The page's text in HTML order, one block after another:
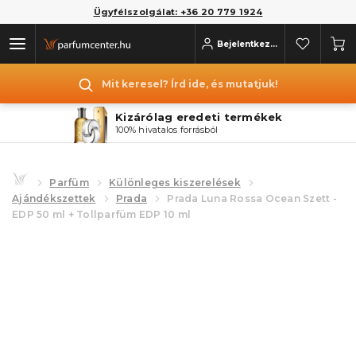
Ügyfélszolgálat: +36 20 779 1924
Bejelentkezés
Mit keresel? Írd ide, és mutatjuk!
Kizárólag eredeti termékek
100% hivatalos forrásból
Parfüm
Különleges kiszerelések
Ajándékszettek
Prada
Prada Luna Rossa Ocean Szett -
EDP 50 ml + Tollparfüm EDP 10 ml